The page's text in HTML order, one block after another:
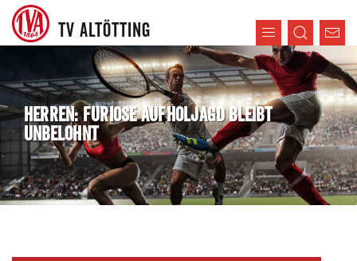
TV ALTÖTTING
HERREN: FURIOSE AUFHOLJAGD BLEIBT
UNBELOHNT